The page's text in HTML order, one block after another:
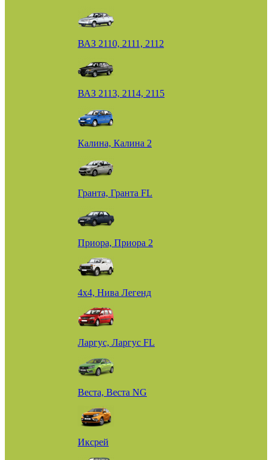
ВАЗ 2110, 2111, 2112
ВАЗ 2113, 2114, 2115
Калина, Калина 2
Гранта, Гранта FL
Приора, Приора 2
4х4, Нива Легенд
Ларгус, Ларгус FL
Веста, Веста NG
Иксрей